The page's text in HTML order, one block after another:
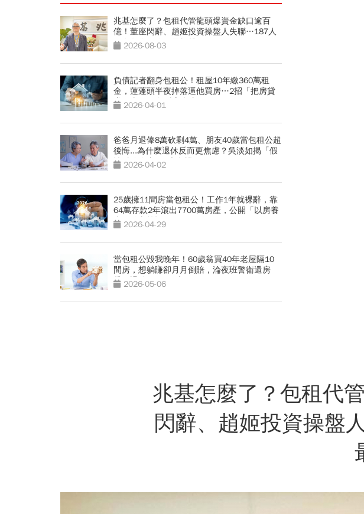
兆基怎麼了？包租代管龍頭爆資金缺口逾百
億！董座閃辭、趙姬投資操盤人失聯…187人
組自救會，公司最新聲明
2026-08-03
負債記者翻身包租公！租屋10年繳360萬租
金，蓮蓬頭半夜掉落逼他買房…2招「把房貸
賺回來」10年財富自由
2026-04-01
爸爸月退俸8萬砍剩4萬、朋友40歲當包租公超
後悔...為什麼退休反而更焦慮？吳淡如揭「假
性財務自由」5大危機
2026-04-02
25歲擁11間房當包租公！工作1年就裸辭，靠
64萬存款2年滾出7700萬房產，公開「以房養
房」致富筆記
2026-04-29
當包租公毀我晚年！60歲翁買40年老屋隔10
間房，想躺賺卻月月倒賠，淪夜班警衛還房
貸…退休收租3死穴
2026-05-06
兆基怎麼了？包租代
閃辭、趙姬投資操盤